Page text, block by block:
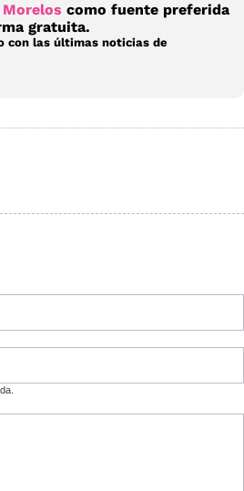
como fuente preferida
gratuita.
con las últimas noticias de